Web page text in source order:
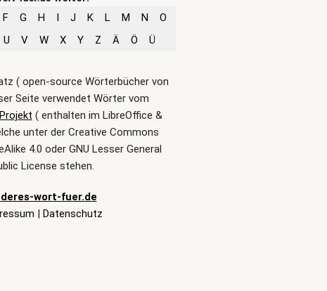
F G H I J K L M N
O
U V W X Y Z Ä Ö Ü
( open-source Wörterbücher von
Seite verwendet Wörter vom
( enthalten im LibreOffice &
unter der Creative Commons
4.0 oder GNU Lesser General
License stehen.
wort-fuer.de
| Datenschutz